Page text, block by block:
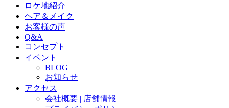
ロケ地紹介
ヘア＆メイク
お客様の声
Q&A
コンセプト
イベント
BLOG
お知らせ
アクセス
会社概要 | 店舗情報